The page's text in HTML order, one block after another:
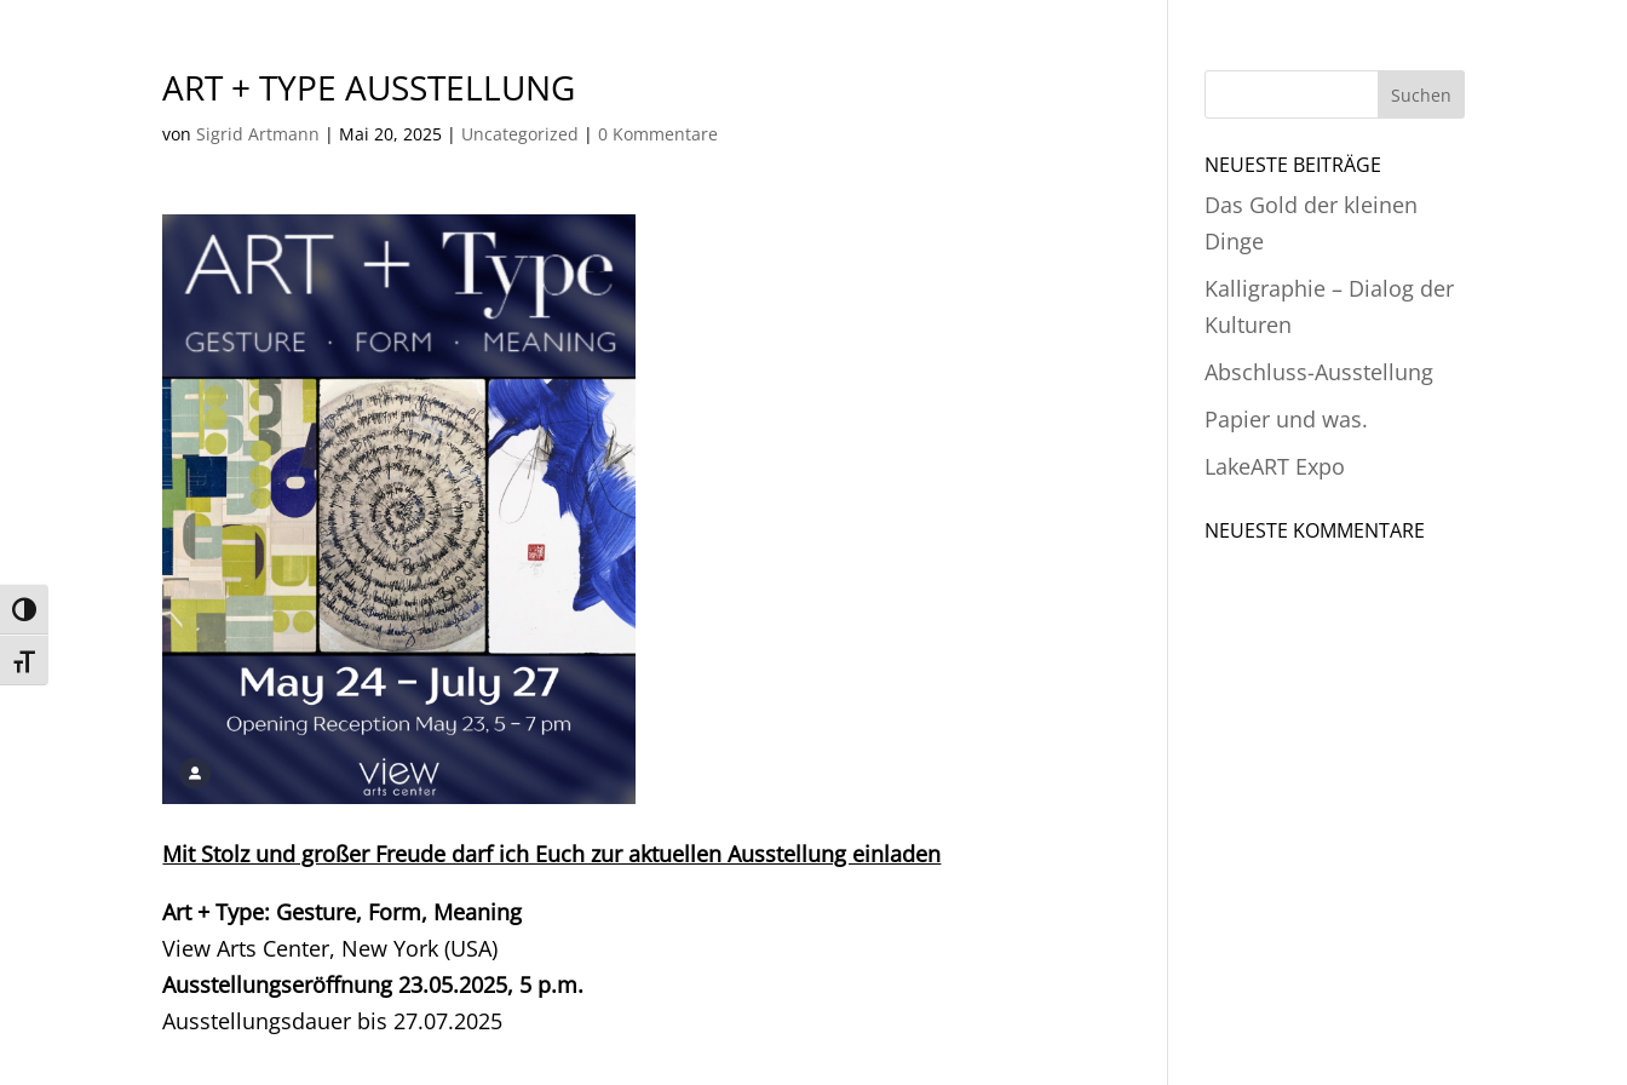
Umschalten auf hohe Kontraste
Schrift vergrößern
ART + TYPE AUSSTELLUNG
vonSigrid Artmann | Mai 20, 2025 | Uncategorized |0 Kommentare
Mit Stolz und großer Freude darf ich Euch zur aktuellen Ausstellung einladen
Art + Type: Gesture, Form, Meaning
View Arts Center, New York (USA)
Ausstellungseröffnung 23.05.2025, 5 p.m.
Ausstellungsdauer bis 27.07.2025
NEUESTE BEITRÄGE
Das Gold der kleinen
Dinge
Kalligraphie – Dialog der
Kulturen
Abschluss-Ausstellung
Papier und was.
LakeART Expo
NEUESTE KOMMENTARE